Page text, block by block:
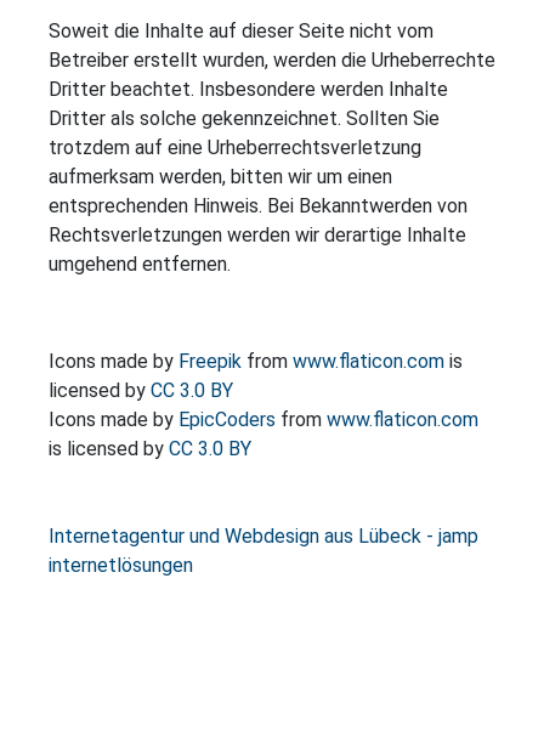
Soweit die Inhalte auf dieser Seite nicht vom
Betreiber erstellt wurden, werden die Urheberrechte
Dritter beachtet. Insbesondere werden Inhalte
Dritter als solche gekennzeichnet. Sollten Sie
trotzdem auf eine Urheberrechtsverletzung
aufmerksam werden, bitten wir um einen
entsprechenden Hinweis. Bei Bekanntwerden von
Rechtsverletzungen werden wir derartige Inhalte
umgehend entfernen.
Icons made by Freepik from www.flaticon.com is
licensed by CC 3.0 BY
Icons made by EpicCoders from www.flaticon.com
is licensed by CC 3.0 BY
Internetagentur und Webdesign aus Lübeck - jamp
internetlösungen